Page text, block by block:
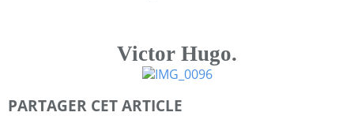
Victor Hugo.
PARTAGER CET ARTICLE